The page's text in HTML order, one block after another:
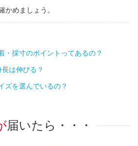
かめましょう。
・採寸のポイントってあるの？
は伸びる？
ズを選んでいるの？
届いたら・・・